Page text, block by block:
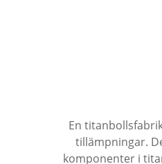
En
tillämpningar.
komponenter i